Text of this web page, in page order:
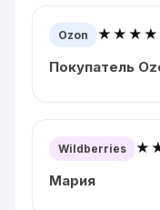
Ozon
Покупатель
Wildberries
Мария